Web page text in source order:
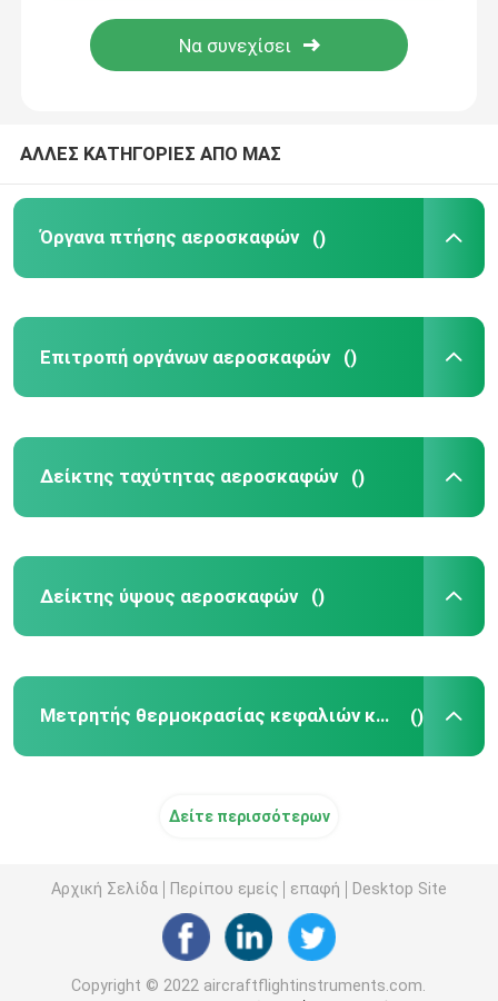
Μετρητής θερμοκρασίας αερίου εξάτμισης
Ισόπεδοι μετρητές δεξαμενών καυσίμων
Μετρητής πίεσης αεροσκαφών
Ψηφιακό ταχύμετρο αεροσκαφών
ΑΛΛΕΣ ΚΑΤΗΓΟΡΙΕΣ ΑΠΟ ΜΑΣ
Όργανα πτήσης αεροσκαφών ()
Επιτροπή οργάνων αεροσκαφών ()
Δείκτης ταχύτητας αεροσκαφών ()
Δείκτης ύψους αεροσκαφών ()
Μετρητής θερμοκρασίας κεφαλιών κυλίνδρων ()
Δείτε περισσότερων
Αρχική Σελίδα Περίπου εμείς επαφή Desktop Site
Copyright © 2022 aircraftflightinstruments.com.